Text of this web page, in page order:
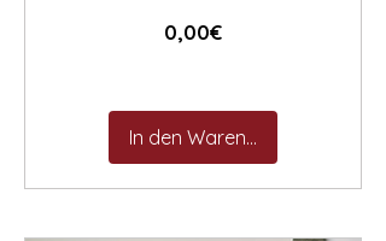
0,00€Preis
In den Warenkorb